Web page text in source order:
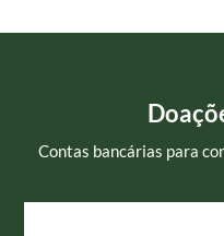
Contas bancárias para